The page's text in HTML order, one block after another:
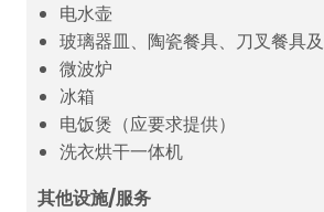
电水壶
玻璃器皿、陶瓷餐具、刀叉餐具
微波炉
冰箱
电饭煲（应要求提供）
洗衣烘干一体机
其他设施/服务